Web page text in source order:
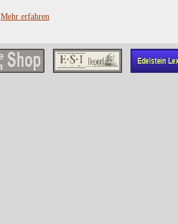
Mehr erfahren